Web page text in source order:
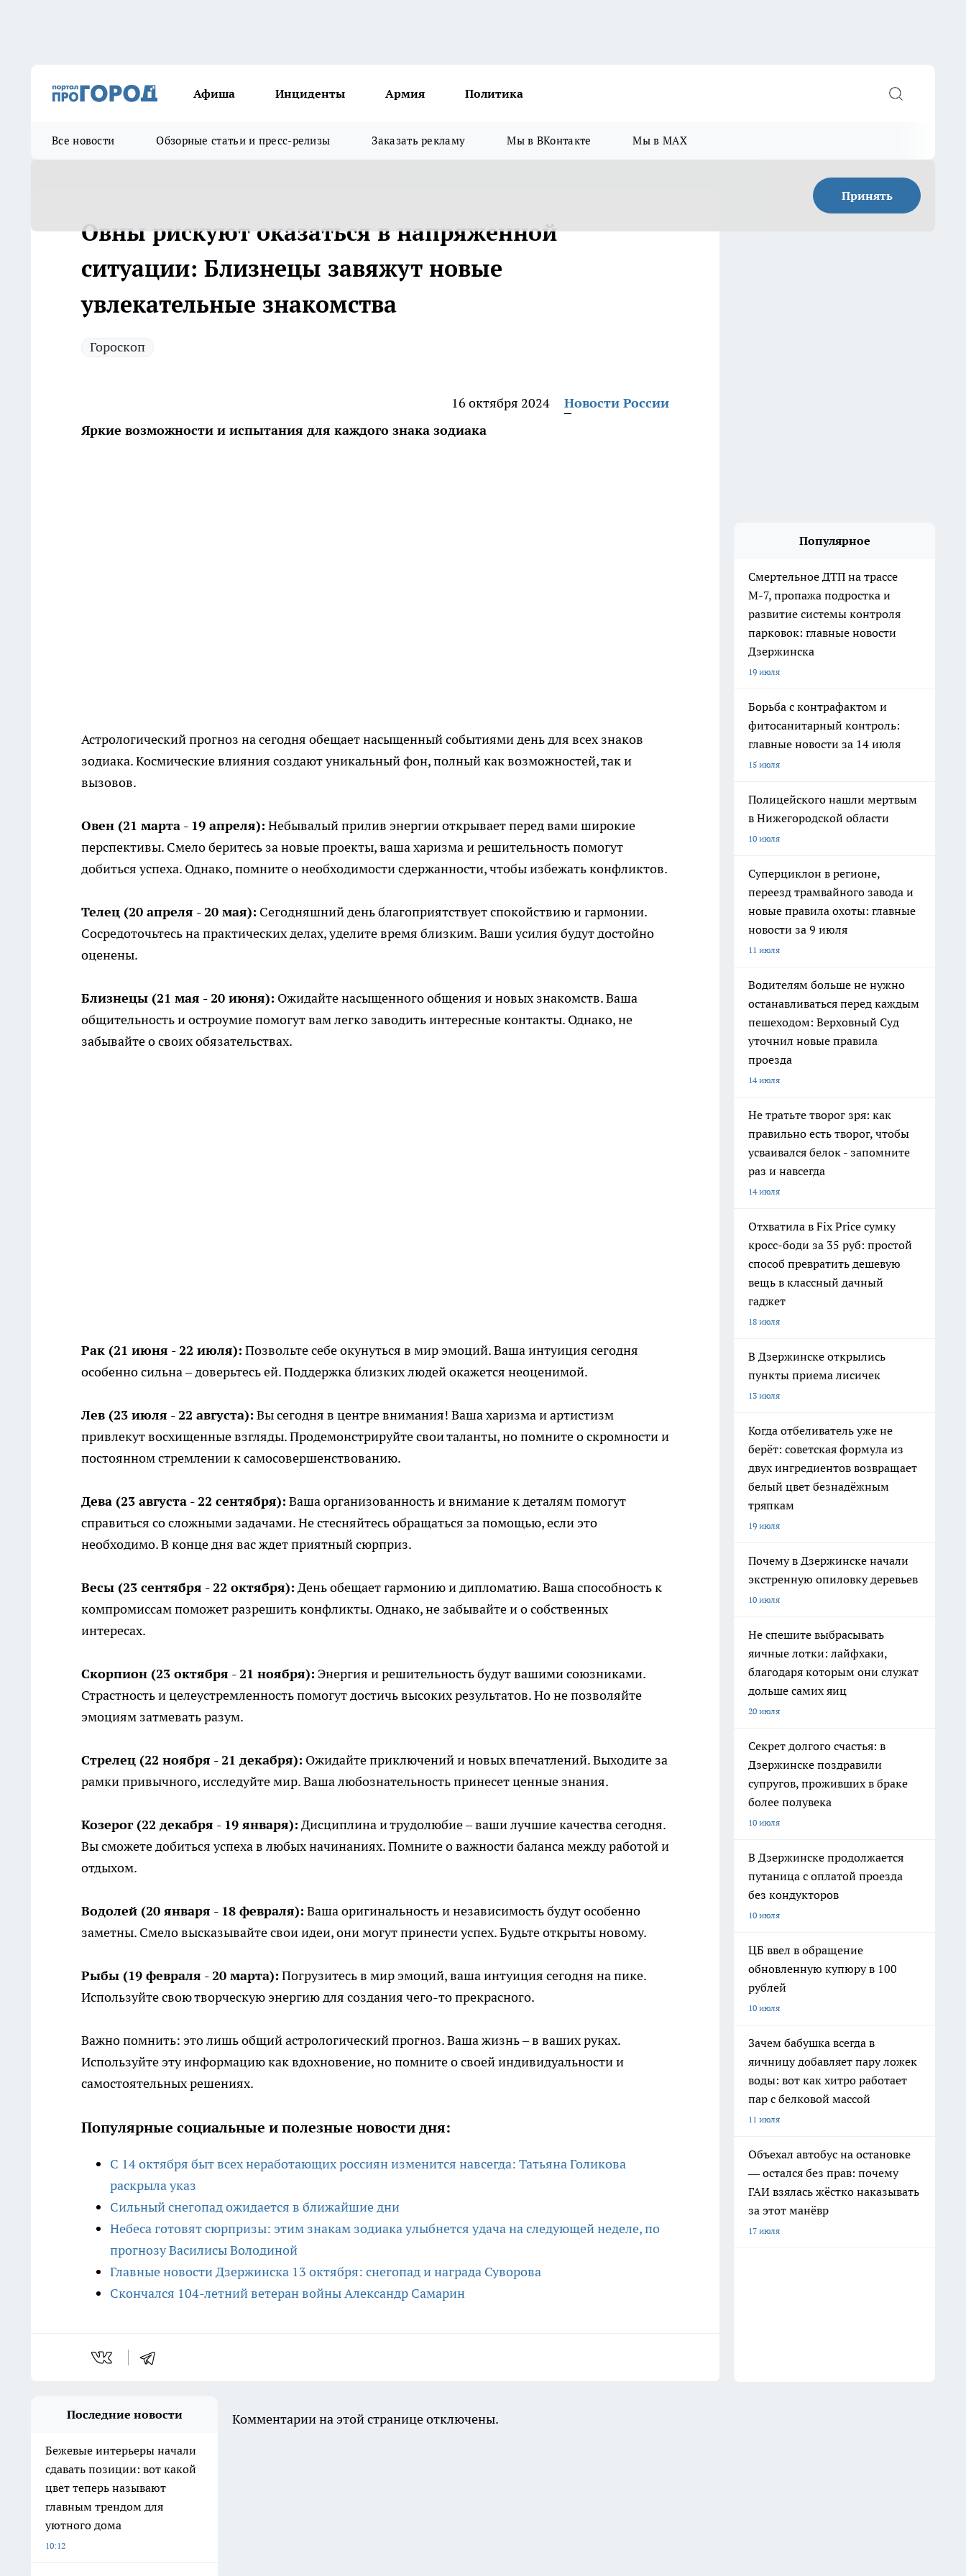
Афиша Инциденты Армия Политика
Все новости Обзорные статьи и пресс-релизы Заказать рекламу Мы в ВКонтакте Мы в MAX
Принять
Овны рискуют оказаться в напряженной
ситуации: Близнецы завяжут новые
увлекательные знакомства
Гороскоп
16 октября 2024
Новости России
Яркие возможности и испытания для каждого знака зодиака
Астрологический прогноз на сегодня обещает насыщенный событиями день для всех знаков
зодиака. Космические влияния создают уникальный фон, полный как возможностей, так и
вызовов.
Овен (21 марта - 19 апреля): Небывалый прилив энергии открывает перед вами широкие
перспективы. Смело беритесь за новые проекты, ваша харизма и решительность помогут
добиться успеха. Однако, помните о необходимости сдержанности, чтобы избежать конфликтов.
Телец (20 апреля - 20 мая): Сегодняшний день благоприятствует спокойствию и гармонии.
Сосредоточьтесь на практических делах, уделите время близким. Ваши усилия будут достойно
оценены.
Близнецы (21 мая - 20 июня): Ожидайте насыщенного общения и новых знакомств. Ваша
общительность и остроумие помогут вам легко заводить интересные контакты. Однако, не
забывайте о своих обязательствах.
Рак (21 июня - 22 июля): Позвольте себе окунуться в мир эмоций. Ваша интуиция сегодня
особенно сильна – доверьтесь ей. Поддержка близких людей окажется неоценимой.
Лев (23 июля - 22 августа): Вы сегодня в центре внимания! Ваша харизма и артистизм
привлекут восхищенные взгляды. Продемонстрируйте свои таланты, но помните о скромности и
постоянном стремлении к самосовершенствованию.
Дева (23 августа - 22 сентября): Ваша организованность и внимание к деталям помогут
справиться со сложными задачами. Не стесняйтесь обращаться за помощью, если это
необходимо. В конце дня вас ждет приятный сюрприз.
Весы (23 сентября - 22 октября): День обещает гармонию и дипломатию. Ваша способность к
компромиссам поможет разрешить конфликты. Однако, не забывайте и о собственных
интересах.
Скорпион (23 октября - 21 ноября): Энергия и решительность будут вашими союзниками.
Страстность и целеустремленность помогут достичь высоких результатов. Но не позволяйте
эмоциям затмевать разум.
Стрелец (22 ноября - 21 декабря): Ожидайте приключений и новых впечатлений. Выходите за
рамки привычного, исследуйте мир. Ваша любознательность принесет ценные знания.
Козерог (22 декабря - 19 января): Дисциплина и трудолюбие – ваши лучшие качества сегодня.
Вы сможете добиться успеха в любых начинаниях. Помните о важности баланса между работой и
отдыхом.
Водолей (20 января - 18 февраля): Ваша оригинальность и независимость будут особенно
заметны. Смело высказывайте свои идеи, они могут принести успех. Будьте открыты новому.
Рыбы (19 февраля - 20 марта): Погрузитесь в мир эмоций, ваша интуиция сегодня на пике.
Используйте свою творческую энергию для создания чего-то прекрасного.
Важно помнить: это лишь общий астрологический прогноз. Ваша жизнь – в ваших руках.
Используйте эту информацию как вдохновение, но помните о своей индивидуальности и
самостоятельных решениях.
Популярные социальные и полезные новости дня:
С 14 октября быт всех неработающих россиян изменится навсегда: Татьяна Голикова
раскрыла указ
Сильный снегопад ожидается в ближайшие дни
Небеса готовят сюрпризы: этим знакам зодиака улыбнется удача на следующей неделе, по
прогнозу Василисы Володиной
Главные новости Дзержинска 13 октября: снегопад и награда Суворова
Скончался 104-летний ветеран войны Александр Самарин
Популярное
Смертельное ДТП на трассе
М-7, пропажа подростка и
развитие системы контроля
парковок: главные новости
Дзержинска
19 июля
Борьба с контрафактом и
фитосанитарный контроль:
главные новости за 14 июля
15 июля
Полицейского нашли мертвым
в Нижегородской области
10 июля
Суперциклон в регионе,
переезд трамвайного завода и
новые правила охоты: главные
новости за 9 июля
11 июля
Водителям больше не нужно
останавливаться перед каждым
пешеходом: Верховный Суд
уточнил новые правила
проезда
14 июля
Не тратьте творог зря: как
правильно есть творог, чтобы
усваивался белок - запомните
раз и навсегда
14 июля
Отхватила в Fix Price сумку
кросс-боди за 35 руб: простой
способ превратить дешевую
вещь в классный дачный
гаджет
18 июля
В Дзержинске открылись
пункты приема лисичек
13 июля
Когда отбеливатель уже не
берёт: советская формула из
двух ингредиентов возвращает
белый цвет безнадёжным
тряпкам
19 июля
Почему в Дзержинске начали
экстренную опиловку деревьев
10 июля
Не спешите выбрасывать
яичные лотки: лайфхаки,
благодаря которым они служат
дольше самих яиц
20 июля
Секрет долгого счастья: в
Дзержинске поздравили
супругов, проживших в браке
более полувека
10 июля
В Дзержинске продолжается
путаница с оплатой проезда
без кондукторов
10 июля
ЦБ ввел в обращение
обновленную купюру в 100
рублей
10 июля
Зачем бабушка всегда в
яичницу добавляет пару ложек
воды: вот как хитро работает
пар с белковой массой
11 июля
Объехал автобус на остановке
— остался без прав: почему
ГАИ взялась жёстко наказывать
за этот манёвр
17 июля
Последние новости
Бежевые интерьеры начали
сдавать позиции: вот какой
цвет теперь называют
главным трендом для
уютного дома
10:12
Комментарии на этой странице отключены.